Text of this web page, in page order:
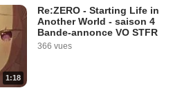
1:18
Re:ZERO - Starting Life in
Another World - saison 4
Bande-annonce VO STFR
366 vues